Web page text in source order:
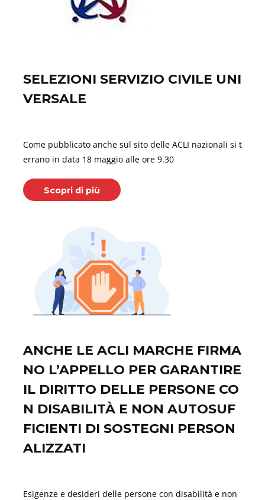
SELEZIONI SERVIZIO CIVILE UNI
VERSALE
Come pubblicato anche sul sito delle ACLI nazionali si t
errano in data 18 maggio alle ore 9.30
Scopri di più
ANCHE LE ACLI MARCHE FIRMA
NO L’APPELLO PER GARANTIRE
IL DIRITTO DELLE PERSONE CO
N DISABILITÀ E NON AUTOSUF
FICIENTI DI SOSTEGNI PERSON
ALIZZATI
Esigenze e desideri delle persone con disabilità e non